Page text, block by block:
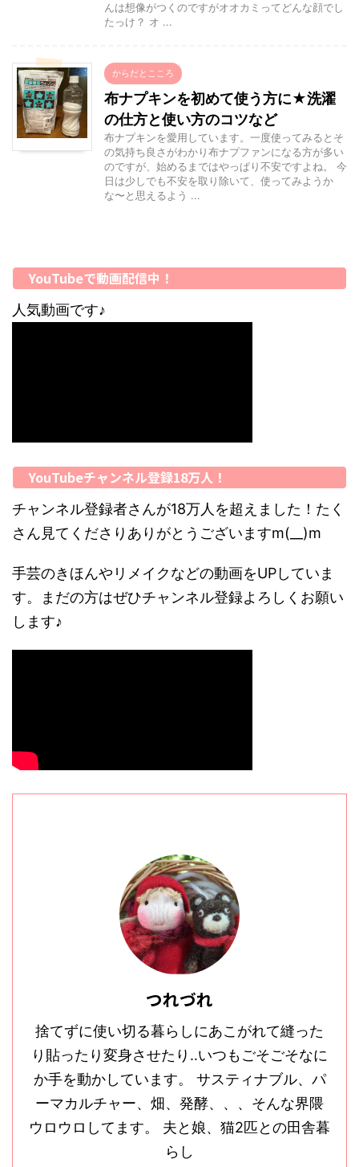
んは想像がつくのですがオオカミってどんな顔でし
たっけ？ オ ...
からだとこころ
布ナプキンを初めて使う方に★洗濯
の仕方と使い方のコツなど
布ナプキンを愛用しています。一度使ってみるとそ
の気持ち良さがわかり布ナプファンになる方が多い
のですが、始めるまではやっぱり不安ですよね。 今
日は少しでも不安を取り除いて、使ってみようか
な〜と思えるよう ...
YouTubeで動画配信中！
人気動画です♪
YouTubeチャンネル登録18万人！
チャンネル登録者さんが18万人を超えました！たく
さん見てくださりありがとうございますm(__)m
手芸のきほんやリメイクなどの動画をUPしていま
す。まだの方はぜひチャンネル登録よろしくお願い
します♪
つれづれ
捨てずに使い切る暮らしにあこがれて縫った
り貼ったり変身させたり‥いつもごそごそなに
か手を動かしています。 サスティナブル、パ
ーマカルチャー、畑、発酵、、、そんな界隈
ウロウロしてます。 夫と娘、猫2匹との田舎暮
らし